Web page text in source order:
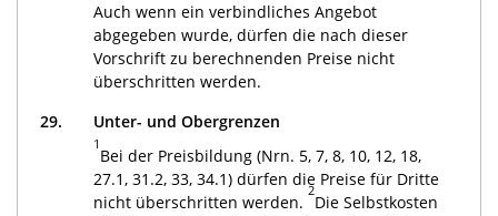
Auch wenn ein verbindliches Angebot
abgegeben wurde, dürfen die nach dieser
Vorschrift zu berechnenden Preise nicht
überschritten werden.
29.
Unter- und Obergrenzen
1
Bei der Preisbildung (Nrn. 5, 7, 8, 10, 12, 18,
27.1, 31.2, 33, 34.1) dürfen die Preise für Dritte
nicht überschritten werden.
2
Die Selbstkosten